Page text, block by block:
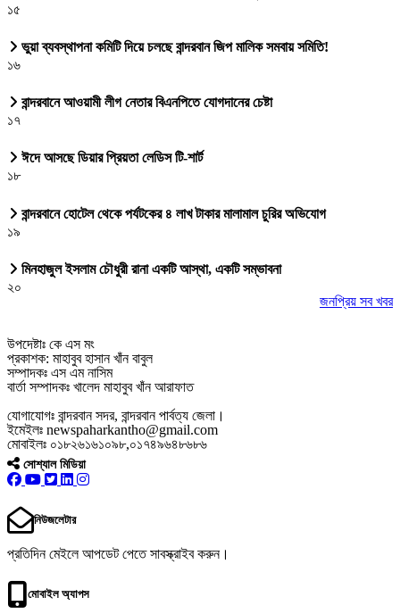
১৫
ভুয়া ব্যবস্থাপনা কমিটি দিয়ে চলছে বান্দরবান জিপ মালিক সমবায় সমিতি!
১৬
বান্দরবানে আওয়ামী লীগ নেতার বিএনপিতে যোগদানের চেষ্টা
১৭
ঈদে আসছে ডিয়ার প্রিয়তা লেডিস টি-শার্ট
১৮
বান্দরবানে হোটেল থেকে পর্যটকের ৪ লাখ টাকার মালামাল চুরির অভিযোগ
১৯
মিনহাজুল ইসলাম চৌধুরী রানা একটি আস্থা, একটি সম্ভাবনা
২০
জনপ্রিয় সব খবর
উপদেষ্টাঃ কে এস মং
প্রকাশক: মাহাবুব হাসান খাঁন বাবুল
সম্পাদকঃ এস এম নাসিম
বার্তা সম্পাদকঃ খালেদ মাহাবুব খাঁন আরাফাত
যোগাযোগঃ বান্দরবান সদর, বান্দরবান পার্বত্য জেলা।
ইমেইলঃ newspaharkantho@gmail.com
মোবাইলঃ ০১৮২৬১৬১০৯৮,০১৭৪৯৬৪৮৬৮৬
সোশ্যাল মিডিয়া
নিউজলেটার
প্রতিদিন মেইলে আপডেট পেতে সাবস্ক্রাইব করুন।
মোবাইল অ্যাপস